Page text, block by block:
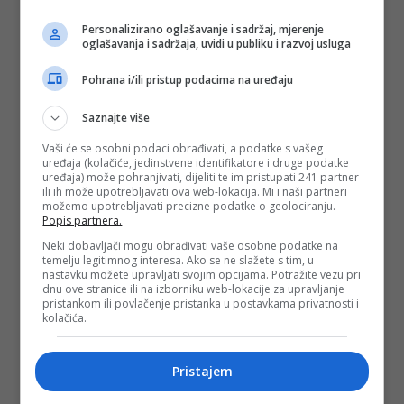
Bilo je tu i svjetske klasike, ali poljska suvremena avangarda
Minca je očito posebno privlačila, ili je smatrao svojom
bosanskohercegovačkoj publici.
Tadeusz Rozewicz
svojom fanstastičnom mješavinom poezije i groteske, u
Mincu je našao najboljeg ambasadora.
Personalizirano oglašavanje i sadržaj, mjerenje
oglašavanja i sadržaja, uvidi u publiku i razvoj usluga
Pohrana i/ili pristup podacima na uređaju
Saznajte više
Vaši će se osobni podaci obrađivati, a podatke s vašeg
uređaja (kolačiće, jedinstvene identifikatore i druge podatke
uređaja) može pohranjivati, dijeliti te im pristupati 241 partner
ili ih može upotrebljavati ova web-lokacija. Mi i naši partneri
možemo upotrebljavati precizne podatke o geolociranju.
Popis partnera.
Neki dobavljači mogu obrađivati vaše osobne podatke na
temelju legitimnog interesa. Ako se ne slažete s tim, u
nastavku možete upravljati svojim opcijama. Potražite vezu pri
dnu ove stranice ili na izborniku web-lokacije za upravljanje
pristankom ili povlačenje pristanka u postavkama privatnosti i
kolačića.
Pristajem